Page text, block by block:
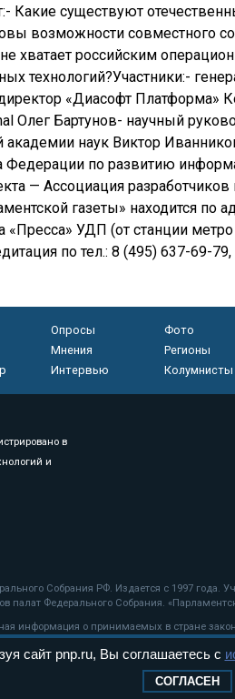
Какие существуют
возможности совместного
хватает российским
технологий?Участники:-
«Диасофт Платформа»
Олег Бартунов- научный
академии наук Виктор
Федерации по развитию
— Ассоциация
газеты» находится по
УДП (от станции
по тел.: 8 (495) 637-69-
Опросы
Фото
Мнения
Регионы
Интервью Колумнисты
в
и
Собрания РФ. Издается с 1997
Федерального Собрания.
информация о принимаемых в стране
сайт pnp.ru, Вы соглашаетесь с
СОГЛАСЕН